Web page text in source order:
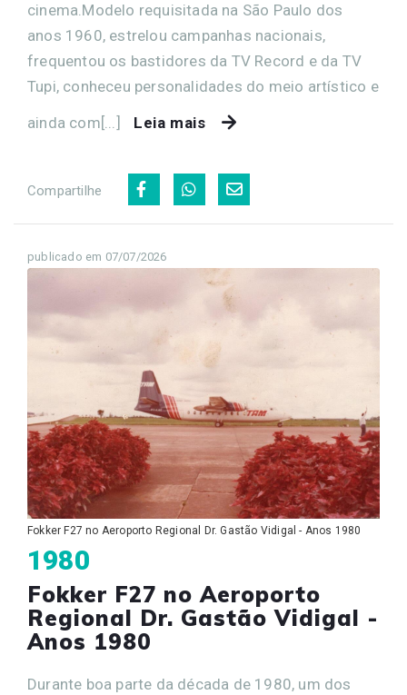
cinema.Modelo requisitada na São Paulo dos
anos 1960, estrelou campanhas nacionais,
frequentou os bastidores da TV Record e da TV
Tupi, conheceu personalidades do meio artístico e
ainda com[...]
Leia mais
Compartilhe
publicado em 07/07/2026
Fokker F27 no Aeroporto Regional Dr. Gastão Vidigal - Anos 1980
1980
Fokker F27 no Aeroporto
Regional Dr. Gastão Vidigal -
Anos 1980
Durante boa parte da década de 1980, um dos